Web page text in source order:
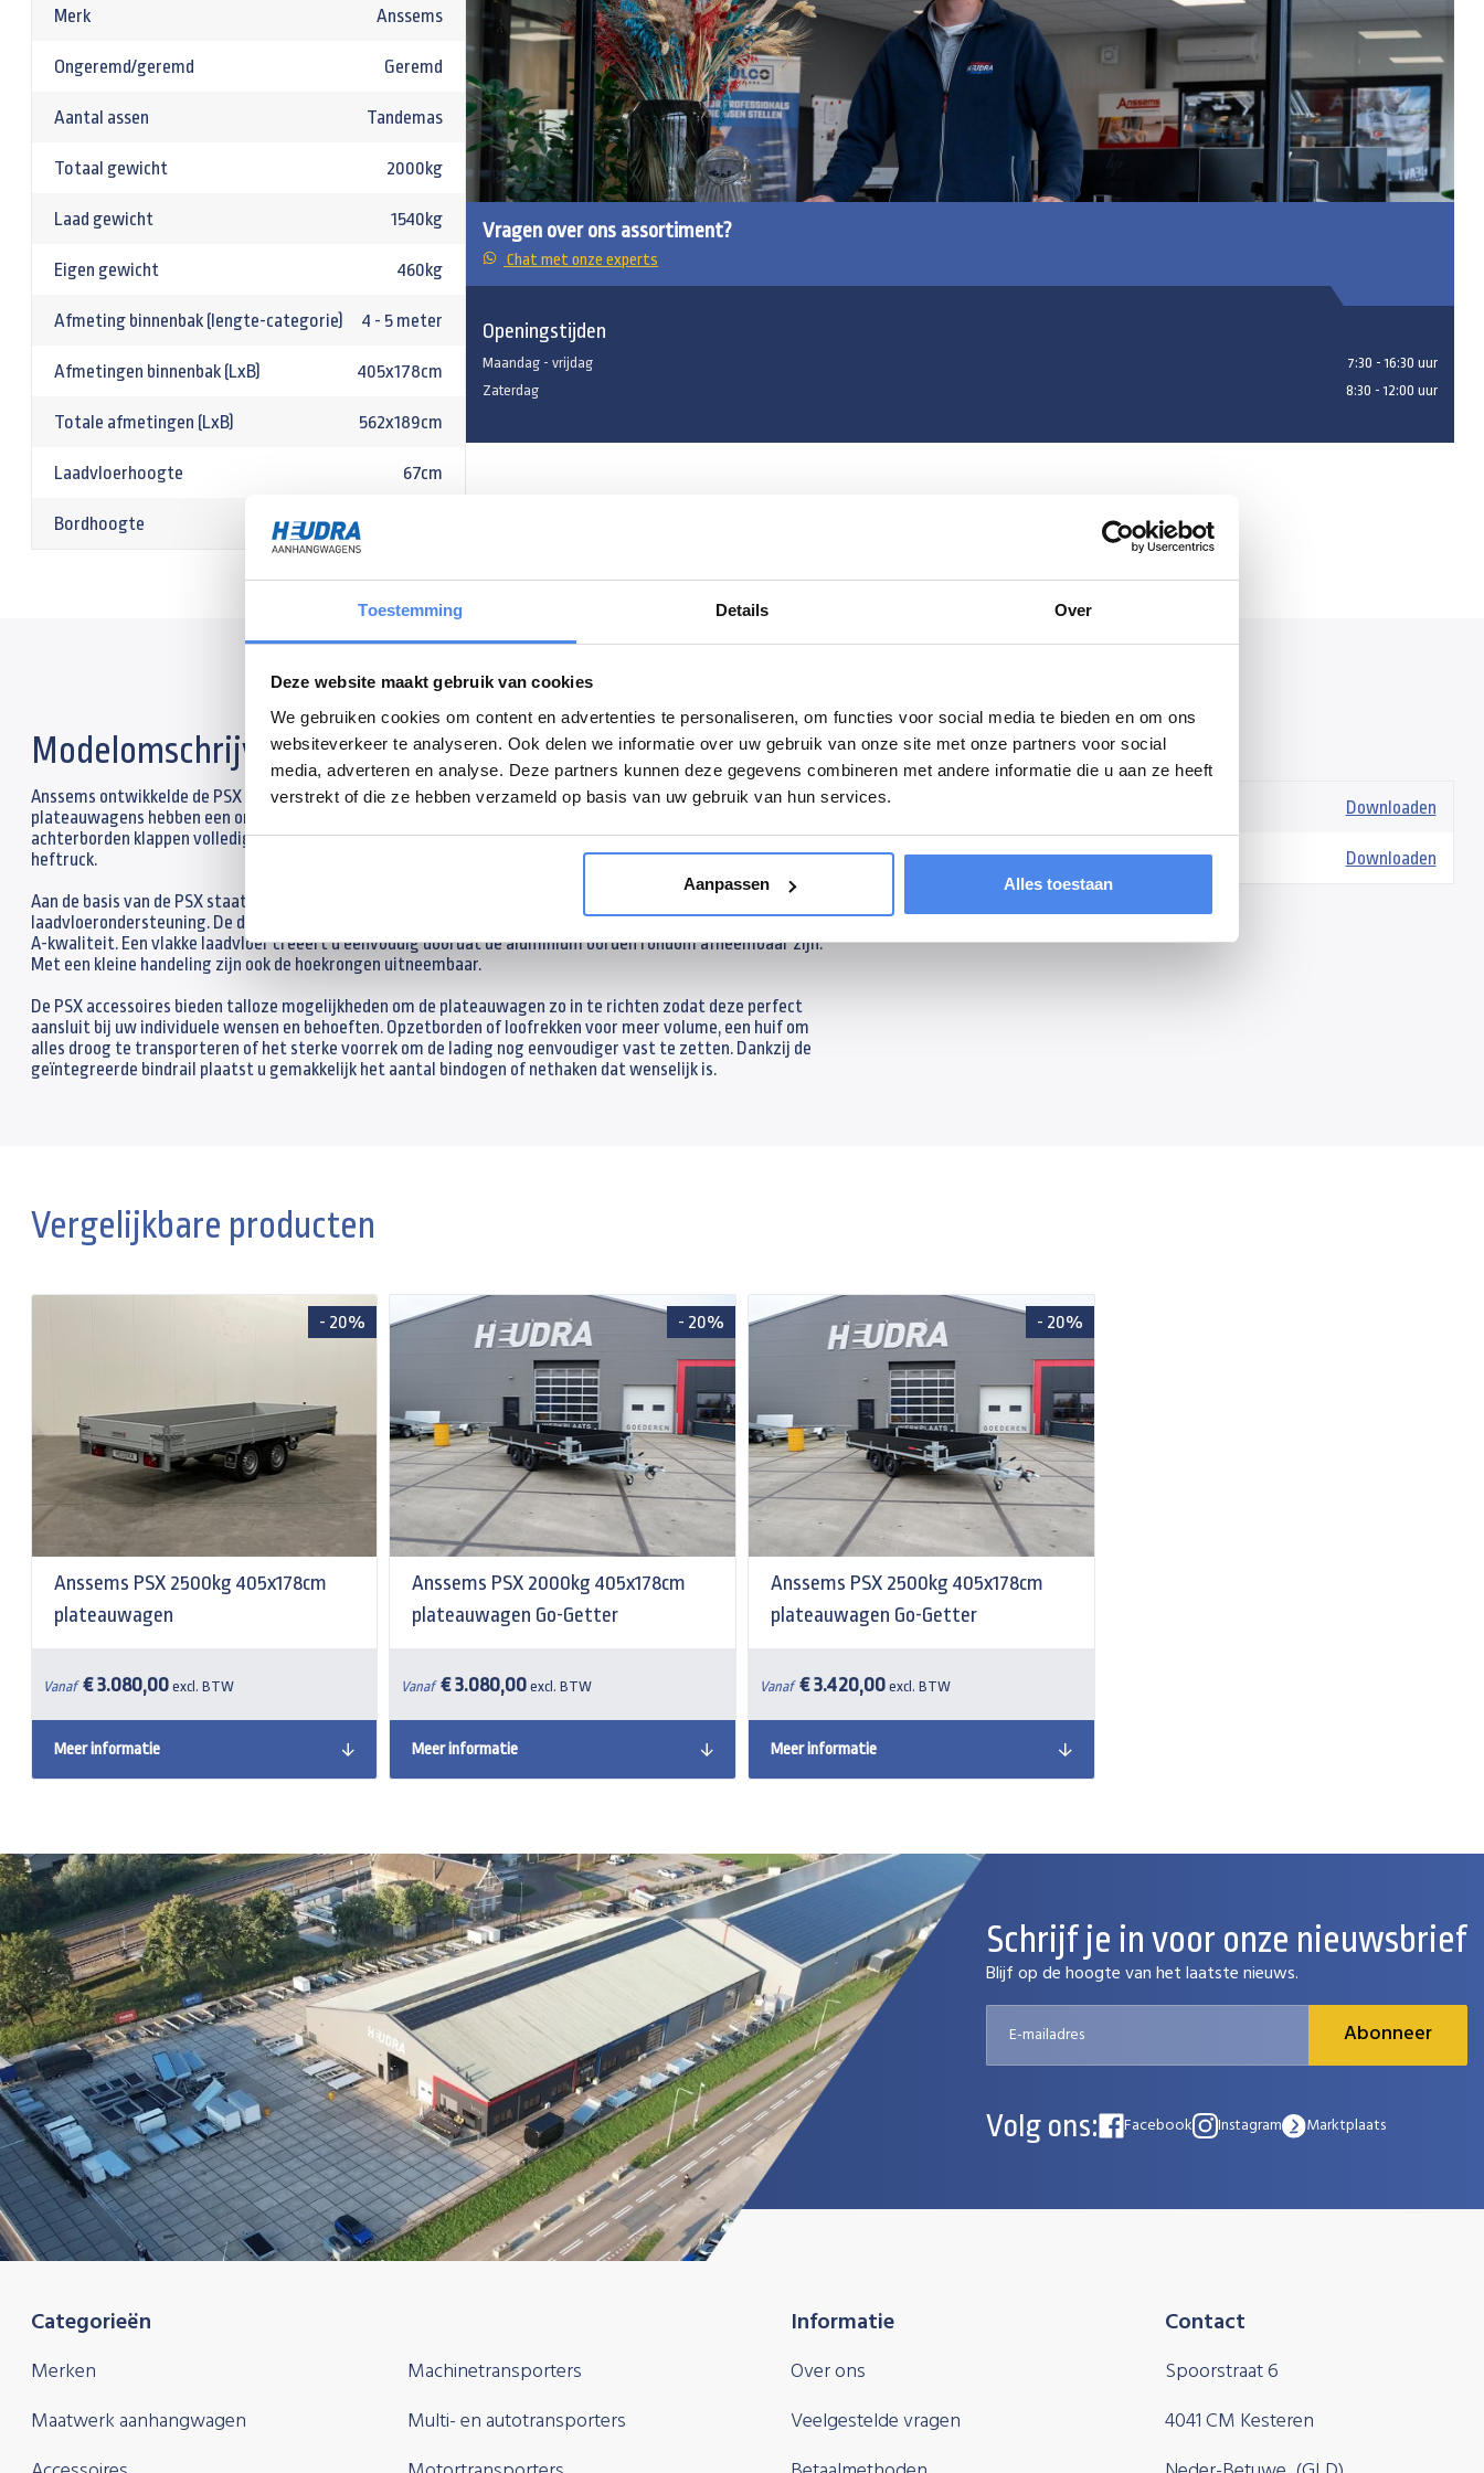
Toestemming Details Over
Deze website maakt gebruik van cookies
We gebruiken cookies om content en advertenties te personaliseren, om functies voor social media te bieden en om ons
websiteverkeer te analyseren. Ook delen we informatie over uw gebruik van onze site met onze partners voor social
media, adverteren en analyse. Deze partners kunnen deze gegevens combineren met andere informatie die u aan ze heeft
verstrekt of die ze hebben verzameld op basis van uw gebruik van hun services.
Aanpassen Alles toestaan
Merk Anssems
Ongeremd/geremd Geremd
Aantal assen Tandemas
Totaal gewicht 2000kg
Laad gewicht 1540kg
Eigen gewicht 460kg
Afmeting binnenbak (lengte-categorie) 4 - 5 meter
Afmetingen binnenbak (LxB) 405x178cm
Totale afmetingen (LxB) 562x189cm
Laadvloerhoogte 67cm
Bordhoogte
Vragen over ons assortiment?
Chat met onze experts
Openingstijden
Maandag - vrijdag
7:30 - 16:30 uur
Zaterdag
8:30 - 12:00 uur
Modelomschrijving
Anssems ontwikkelde de PSX serie speciaal met het oog op de wensen van de professionele gebruiker. De PSX
plateauwagens hebben een onderscheidend vermogen door een zeer royale standaarduitrusting. De zij- en
achterborden klappen volledig tot onder de laadvloer weg wat handig is tijdens het laden en lossen met een
heftruck.
Aan de basis van de PSX staat een ijzersterk chassis. De dwarsliggers in dit chassis zorgen voor een optimale
laadvloerondersteuning. De duurzame zinklaag, verlichting, neuswiel, assen, koppeling en oplooprem zijn van
A-kwaliteit. Een vlakke laadvloer creëert u eenvoudig doordat de aluminium borden rondom afneembaar zijn.
Met een kleine handeling zijn ook de hoekrongen uitneembaar.
De PSX accessoires bieden talloze mogelijkheden om de plateauwagen zo in te richten zodat deze perfect
aansluit bij uw individuele wensen en behoeften. Opzetborden of loofrekken voor meer volume, een huif om
alles droog te transporteren of het sterke voorrek om de lading nog eenvoudiger vast te zetten. Dankzij de
geïntegreerde bindrail plaatst u gemakkelijk het aantal bindogen of nethaken dat wenselijk is.
Downloads
Anssems-psx-plateauwagen-brochure.pdf Downloaden
Anssems-algemeen-handleiding.pdf Downloaden
Vergelijkbare producten
- 20%
Anssems PSX 2500kg 405x178cm
plateauwagen
Vanaf € 3.080,00 excl. BTW
Meer informatie
- 20%
Anssems PSX 2000kg 405x178cm
plateauwagen Go-Getter
Vanaf € 3.080,00 excl. BTW
Meer informatie
- 20%
Anssems PSX 2500kg 405x178cm
plateauwagen Go-Getter
Vanaf € 3.420,00 excl. BTW
Meer informatie
Schrijf je in voor onze nieuwsbrief
Blijf op de hoogte van het laatste nieuws.
Abonneer
Volg ons: Facebook Instagram Marktplaats
Categorieën
Merken
Maatwerk aanhangwagen
Machinetransporters
Multi- en autotransporters
Informatie
Over ons
Veelgestelde vragen
Contact
Spoorstraat 6
4041 CM Kesteren